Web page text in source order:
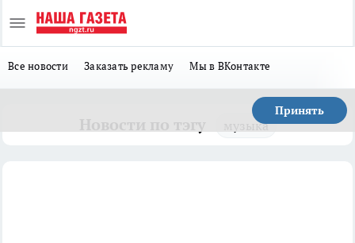
Все новости Заказать рекламу Мы в ВКонтакте
Принять
музыка